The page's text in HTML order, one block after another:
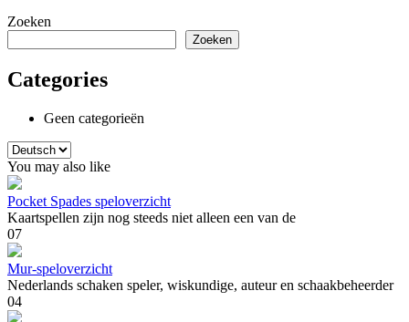
Zoeken
Zoeken
Categories
Geen categorieën
Kies
een
taal
You may also like
Pocket Spades speloverzicht
Kaartspellen zijn nog steeds niet alleen een van de
07
Mur-speloverzicht
Nederlands schaken speler, wiskundige, auteur en schaakbeheerder
04